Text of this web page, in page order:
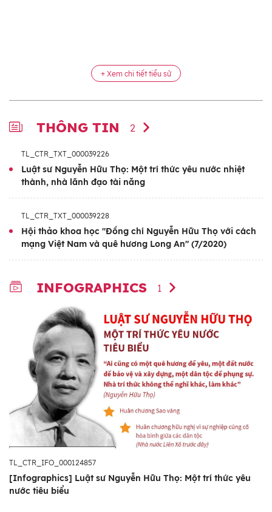
+ Xem chi tiết tiểu sử
THÔNG TIN 2
TL_CTR_TXT_000039226
Luật sư Nguyễn Hữu Thọ: Một trí thức yêu nước nhiệt
thành, nhà lãnh đạo tài năng
TL_CTR_TXT_000039228
Hội thảo khoa học "Đồng chí Nguyễn Hữu Thọ với cách
mạng Việt Nam và quê hương Long An" (7/2020)
INFOGRAPHICS 1
TL_CTR_IFO_000124857
[Infographics] Luật sư Nguyễn Hữu Thọ: Một trí thức yêu
nước tiêu biểu